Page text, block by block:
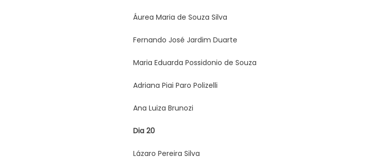
Áurea Maria de Souza Silva
Fernando José Jardim Duarte
Maria Eduarda Possidonio de Souza
Adriana Piai Paro Polizelli
Ana Luiza Brunozi
Dia 20
Lázaro Pereira Silva